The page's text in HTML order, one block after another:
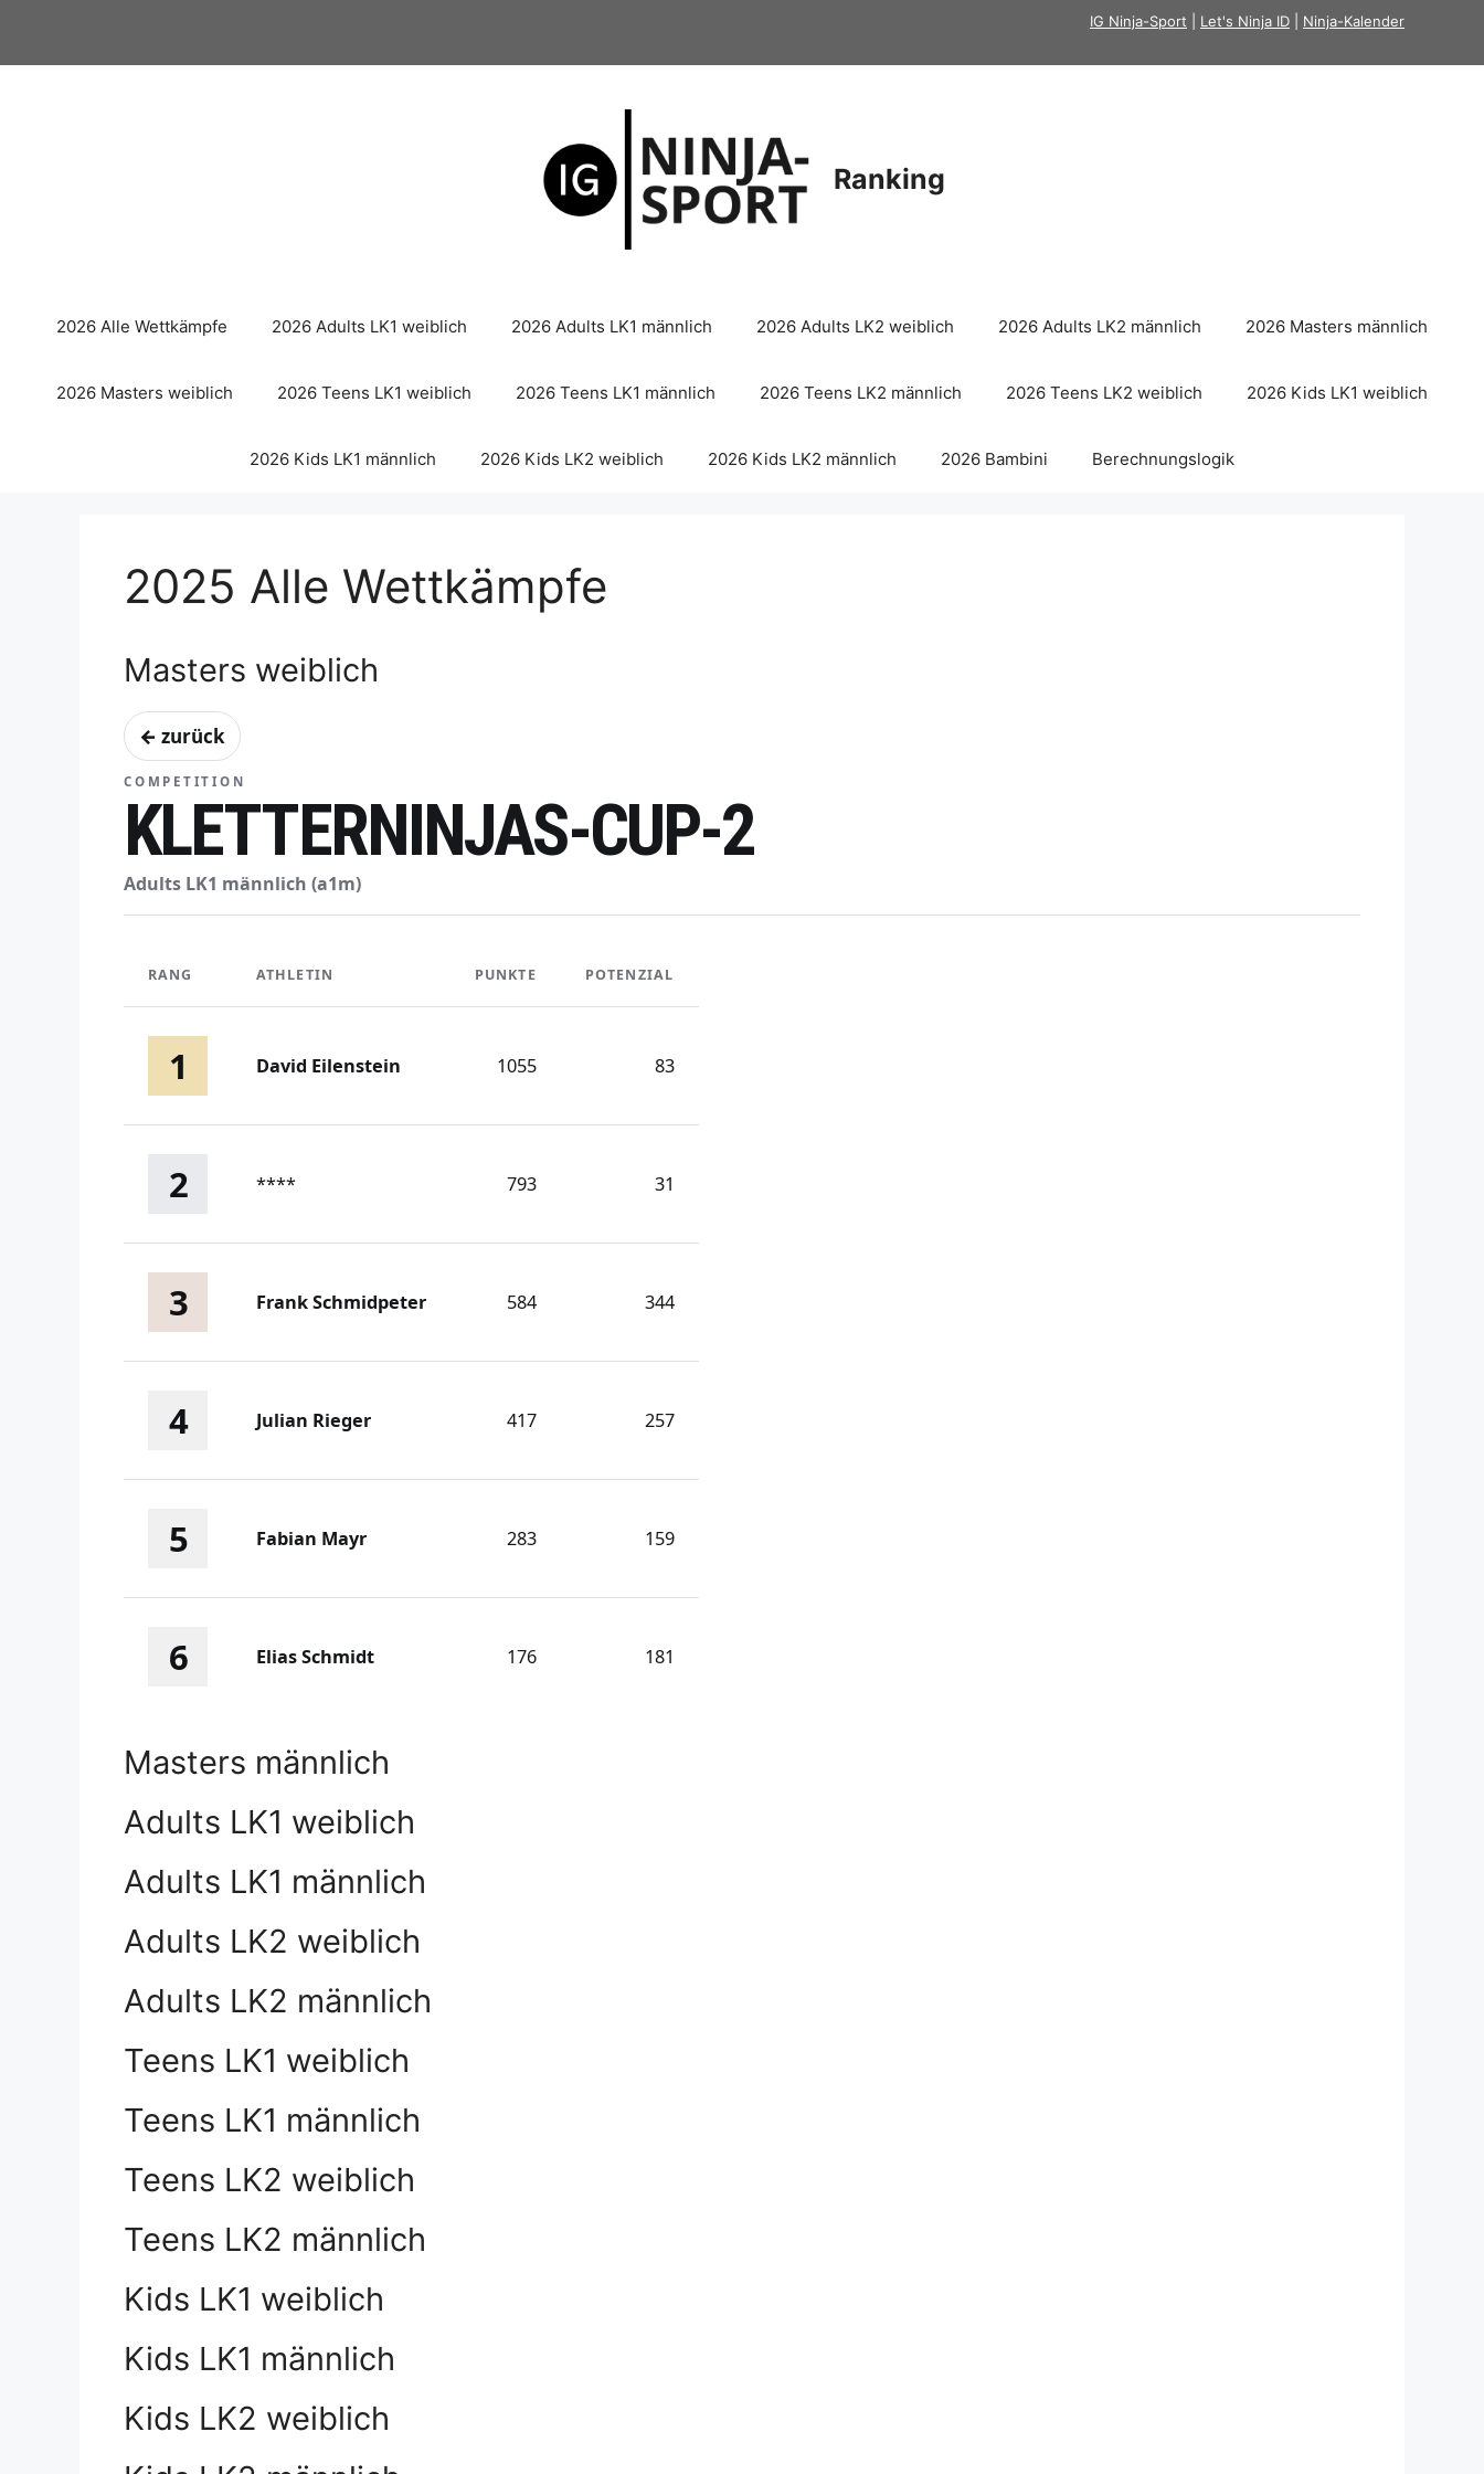
springen
IG Ninja-Sport Let's Ninja ID Ninja-Kalender
Ranking
2026 Alle Wettkämpfe 2026 Adults LK1 weiblich 2026 Adults LK1 männlich 2026 Adults LK2 weiblich 2026 Adults LK2 männlich 2026 Masters männlich
2026 Masters weiblich 2026 Teens LK1 weiblich 2026 Teens LK1 männlich 2026 Teens LK2 männlich 2026 Teens LK2 weiblich 2026 Kids LK1 weiblich
2026 Kids LK1 männlich 2026 Kids LK2 weiblich 2026 Kids LK2 männlich 2026 Bambini Berechnungslogik
2025 Alle Wettkämpfe
Masters weiblich
← zurück
COMPETITION
KLETTERNINJAS-CUP-2
Adults LK1 männlich (a1m)
RANG ATHLETIN PUNKTE POTENZIAL
1 David Eilenstein 1055 83
2 **** 793 31
3 Frank Schmidpeter 584 344
4 Julian Rieger 417 257
5 Fabian Mayr 283 159
6 Elias Schmidt 176 181
Masters männlich
Adults LK1 weiblich
Adults LK1 männlich
Adults LK2 weiblich
Adults LK2 männlich
Teens LK1 weiblich
Teens LK1 männlich
Teens LK2 weiblich
Teens LK2 männlich
Kids LK1 weiblich
Kids LK1 männlich
Kids LK2 weiblich